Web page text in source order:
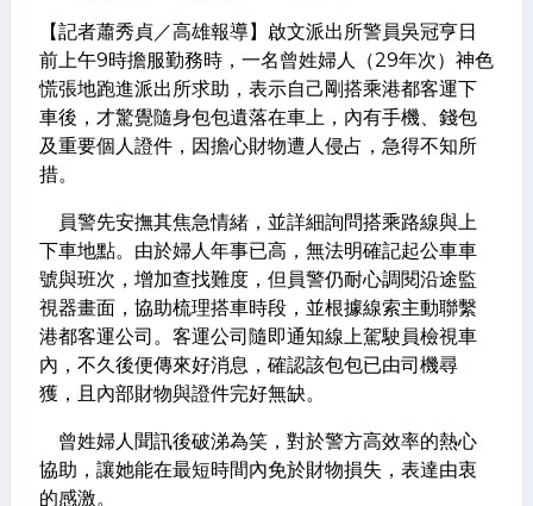
【記者蕭秀貞／高雄報導】啟文派出所警員吳冠亨日
前上午9時擔服勤務時，一名曾姓婦人（29年次）神色
慌張地跑進派出所求助，表示自己剛搭乘港都客運下
車後，才驚覺隨身包包遺落在車上，內有手機、錢包
及重要個人證件，因擔心財物遭人侵占，急得不知所
措。
員警先安撫其焦急情緒，並詳細詢問搭乘路線與上
下車地點。由於婦人年事已高，無法明確記起公車車
號與班次，增加查找難度，但員警仍耐心調閱沿途監
視器畫面，協助梳理搭車時段，並根據線索主動聯繫
港都客運公司。客運公司隨即通知線上駕駛員檢視車
內，不久後便傳來好消息，確認該包包已由司機尋
獲，且內部財物與證件完好無缺。
曾姓婦人聞訊後破涕為笑，對於警方高效率的熱心
協助，讓她能在最短時間內免於財物損失，表達由衷
的感激。